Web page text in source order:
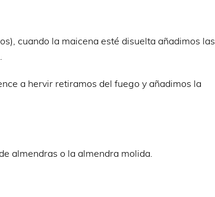
cuando la maicena esté disuelta añadimos las
a hervir retiramos del fuego y añadimos la
almendras o la almendra molida.